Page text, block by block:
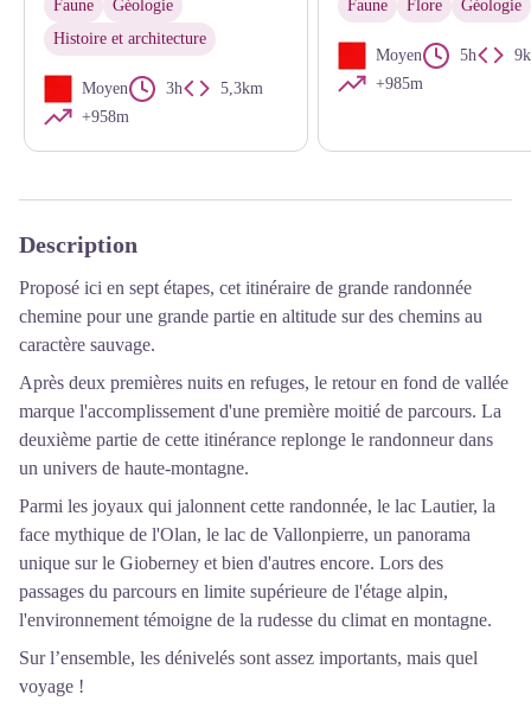
Faune
Géologie
Histoire et architecture
Moyen 3h
5,3km
+958m
Faune Flore Géologie
Moyen 5h
+985m
Description
Proposé ici en sept étapes, cet itinéraire de grande randonnée
chemine pour une grande partie en altitude sur des chemins au
caractère sauvage.
Après deux premières nuits en refuges, le retour en fond de vallée
marque l'accomplissement d'une première moitié de parcours. La
deuxième partie de cette itinérance replonge le randonneur dans
un univers de haute-montagne.
Parmi les joyaux qui jalonnent cette randonnée, le lac Lautier, la
face mythique de l'Olan, le lac de Vallonpierre, un panorama
unique sur le Gioberney et bien d'autres encore. Lors des
passages du parcours en limite supérieure de l'étage alpin,
l'environnement témoigne de la rudesse du climat en montagne.
Sur l’ensemble, les dénivelés sont assez importants, mais quel
voyage !